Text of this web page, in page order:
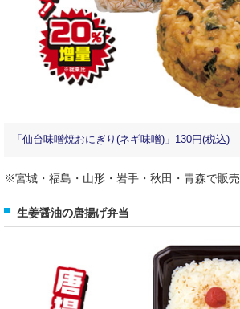
「仙台味噌焼おにぎり(ネギ味噌)」130円(税込)
※宮城・福島・山形・岩手・秋田・青森で販売
生姜醤油の唐揚げ弁当